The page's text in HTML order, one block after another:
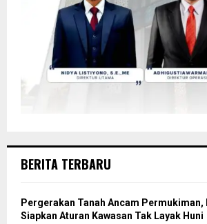
BERITA TERBARU
Pergerakan Tanah Ancam Permukiman,
Siapkan Aturan Kawasan Tak Layak Huni